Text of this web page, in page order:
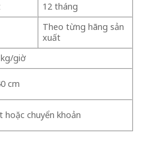
12 tháng
Theo từng hãng sản
xuất
giờ
cm
hoặc chuyển khoản